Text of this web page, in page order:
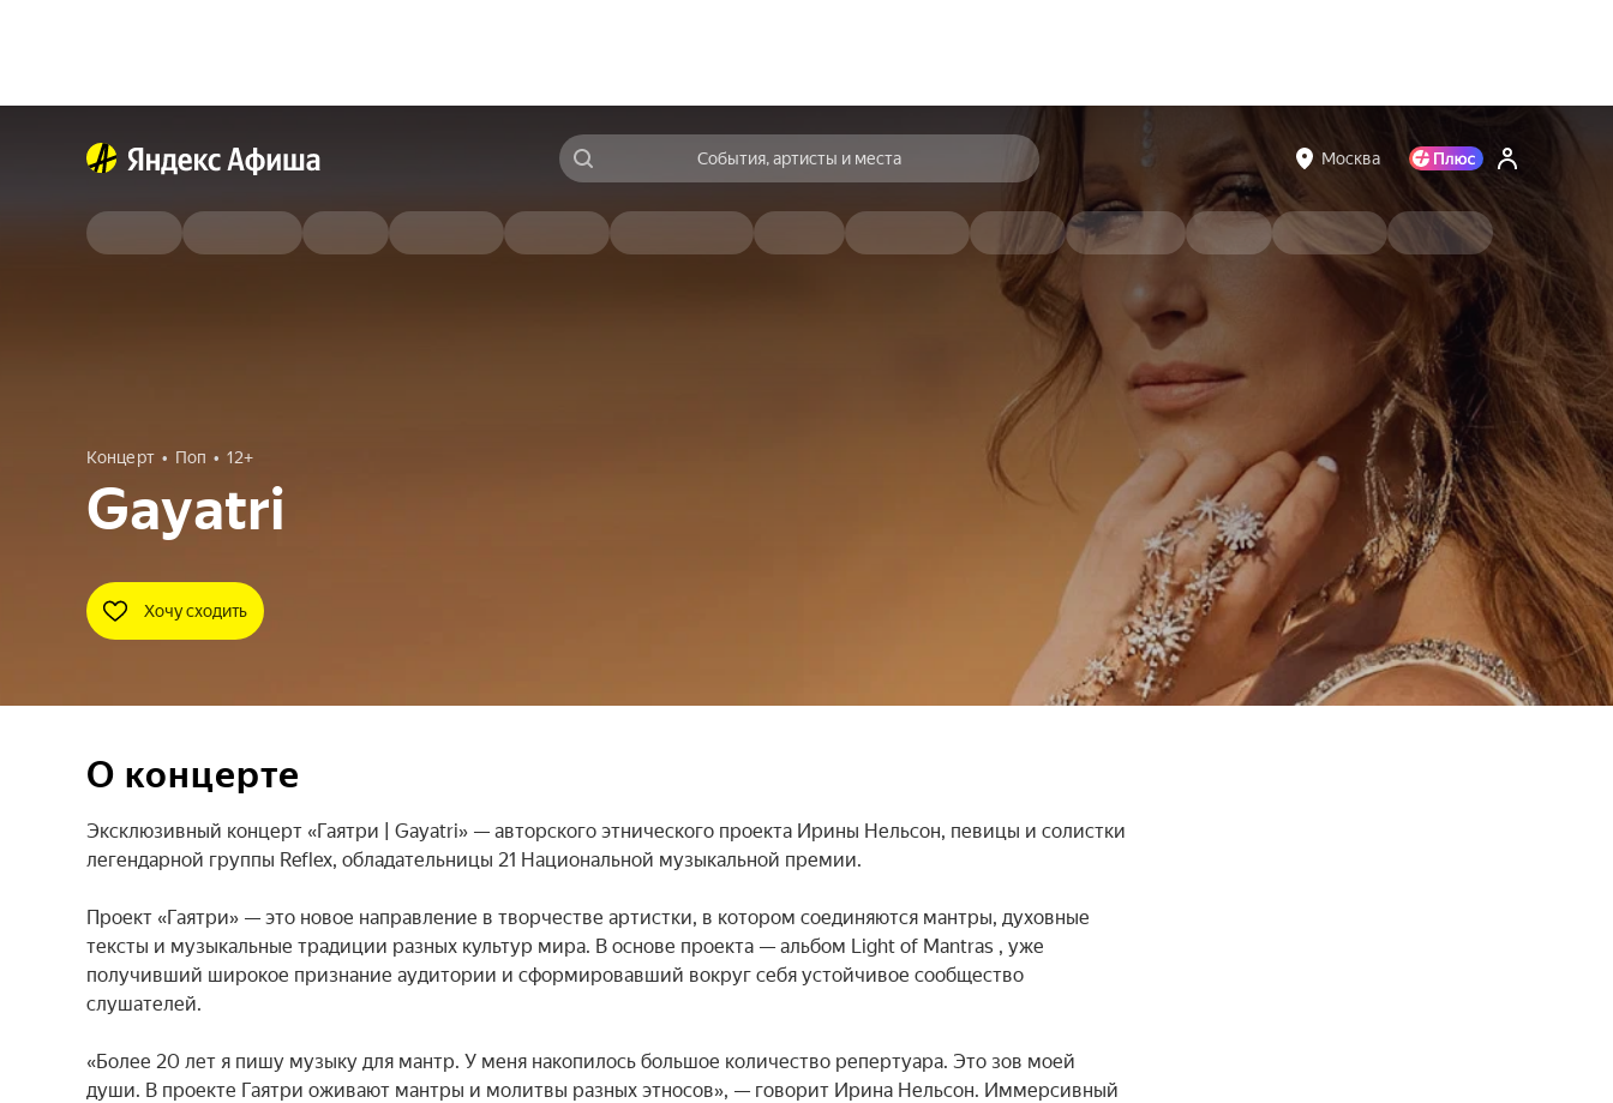
События, артисты и места Москва
Концерт Поп 12+
Gayatri
Хочу сходить
О концерте
Эксклюзивный концерт «Гаятри | Gayatri» — авторского этнического проекта Ирины Нельсон, певицы и солистки
легендарной группы Reflex, обладательницы 21 Национальной музыкальной премии.
Проект «Гаятри» — это новое направление в творчестве артистки, в котором соединяются мантры, духовные
тексты и музыкальные традиции разных культур мира. В основе проекта — альбом Light of Mantras , уже
получивший широкое признание аудитории и сформировавший вокруг себя устойчивое сообщество
слушателей.
«Более 20 лет я пишу музыку для мантр. У меня накопилось большое количество репертуара. Это зов моей
души. В проекте Гаятри оживают мантры и молитвы разных этносов», — говорит Ирина Нельсон. Иммерсивный